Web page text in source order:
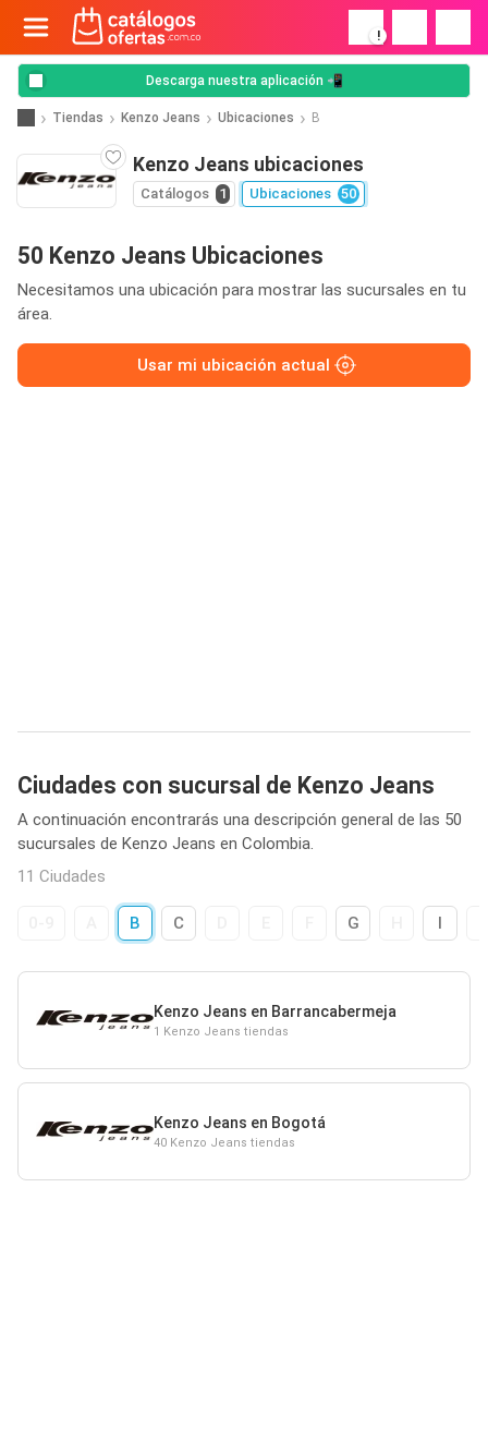
!
Descarga nuestra aplicación 📲
Tiendas Kenzo Jeans Ubicaciones B
Kenzo Jeans ubicaciones
Catálogos 1 Ubicaciones 50
50 Kenzo Jeans Ubicaciones
Necesitamos una ubicación para mostrar las sucursales en tu
área.
Usar mi ubicación actual
Ciudades con sucursal de Kenzo Jeans
A continuación encontrarás una descripción general de las 50
sucursales de Kenzo Jeans en Colombia.
11 Ciudades
B C G I
Kenzo Jeans en Barrancabermeja
1 Kenzo Jeans tiendas
Kenzo Jeans en Bogotá
40 Kenzo Jeans tiendas